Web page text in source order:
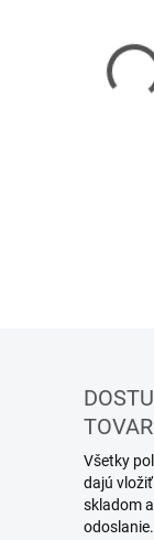
Všetky
dajú
skladom
odoslanie.